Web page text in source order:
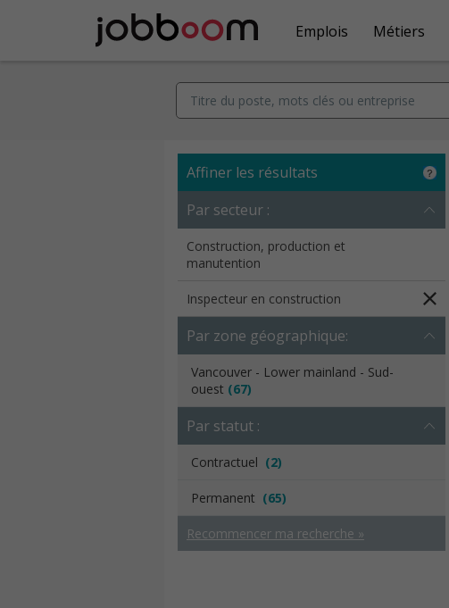
Emplois Métiers
Affiner les résultats
Par secteur :
Construction, production et
manutention
Inspecteur en construction
Par zone géographique:
Vancouver - Lower mainland - Sud-
ouest (67)
Par statut :
Contractuel (2)
Permanent (65)
Recommencer ma recherche »